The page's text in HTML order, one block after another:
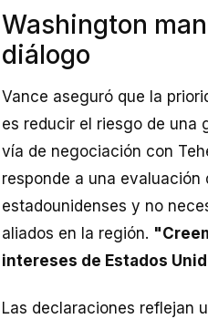
Washington
diálogo
Vance aseguró que la
es reducir el riesgo de una
vía de negociación con
responde a una
estadounidenses y no
aliados en la región.
intereses de Estados
Las declaraciones reflejan